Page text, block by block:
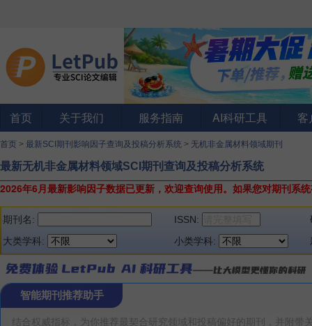
首页 关于我们 服务指南 AI科研工具 客
首页 > 最新SCI期刊影响因子查询及投稿分析系统 > 无机非金属材料领域期刊
最新无机非金属材料领域SCI期刊查询及投稿分析系统
2026年6月最新影响因子数据已更新，欢迎查询使用。 如果您对期刊系
期刊名: ISSN:
大类学科:
小类学科:
智能期刊推荐助手